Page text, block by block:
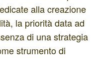
alla creazione
la priorità data ad
di una strategia
strumento di